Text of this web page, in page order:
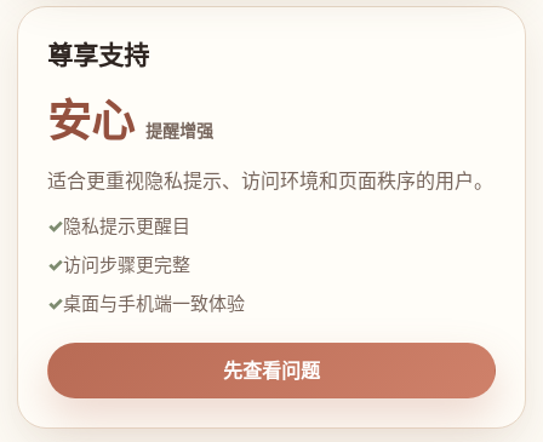
尊享支持
安心 提醒增强
适合更重视隐私提示、访问环境和页面秩序的用户。
隐私提示更醒目
访问步骤更完整
桌面与手机端一致体验
先查看问题